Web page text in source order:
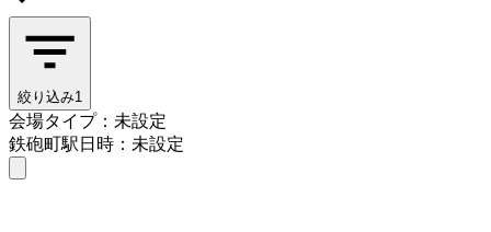
絞り込み1
会場タイプ：未設定
鉄砲町駅日時：未設定